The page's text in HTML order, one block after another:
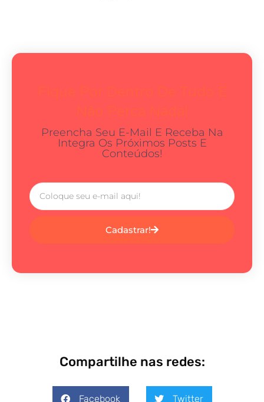
Preencha Seu E-Mail E Receba Na
Integra Os Próximos Posts E
Conteúdos!
Cadastrar!
Compartilhe nas redes:
Facebook Twitter